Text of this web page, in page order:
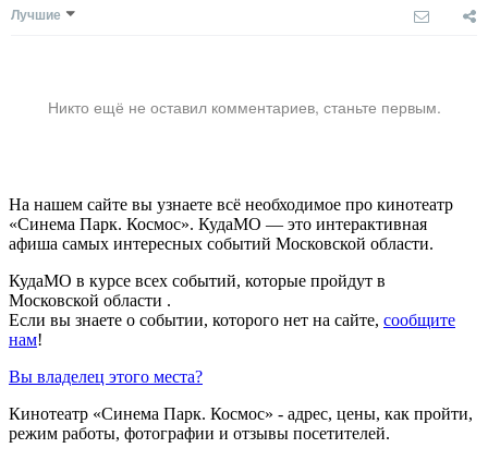
Лучшие
Никто ещё не оставил комментариев, станьте первым.
На нашем сайте вы узнаете всё необходимое про кинотеатр
«Синема Парк. Космос». КудаМО — это интерактивная
афиша самых интересных событий Московской области.
КудаМО в курсе всех событий, которые пройдут в
Московской области .
Если вы знаете о событии, которого нет на сайте, сообщите
нам!
Вы владелец этого места?
Кинотеатр «Синема Парк. Космос» - адрес, цены, как пройти,
режим работы, фотографии и отзывы посетителей.